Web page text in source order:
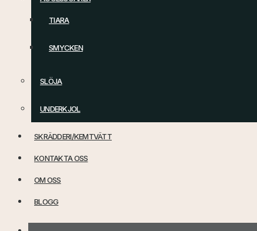
TIARA
SMYCKEN
SLÖJA
UNDERKJOL
SKRÄDDERI/KEMTVÄTT
KONTAKTA OSS
OM OSS
BLOGG